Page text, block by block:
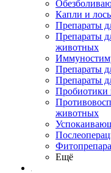
Капли и
Препараты
Препараты
животных
Препараты
Препараты
Пробиотики
животных
Ещё